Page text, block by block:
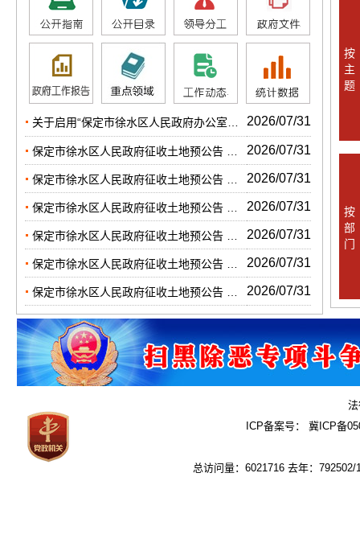
2026/07/31
2026/07/31
2026/07/31
2026/07/31
2026/07/31
2026/07/31
2026/07/31
按
主
题
按
部
门
ICP备案号：
冀ICP备
总访问量：6021716 去年：